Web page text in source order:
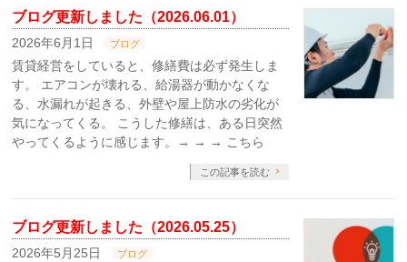
ブログ更新しました（2026.06.01）
2026年6月1日 ブログ
賃貸経営をしていると、修繕費は必ず発生しま
す。 エアコンが壊れる、給湯器が動かなくな
る、水漏れが起きる、外壁や屋上防水の劣化が
気になってくる。 こうした修繕は、ある日突然
やってくるように感じます。→ → → こちら
この記事を読む
ブログ更新しました（2026.05.25）
2026年5月25日 ブログ